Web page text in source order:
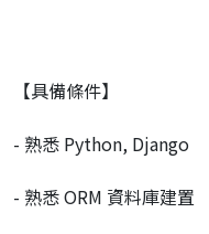
【具備條件】
- 熟悉 Python, Django
- 熟悉 ORM 資料庫建置